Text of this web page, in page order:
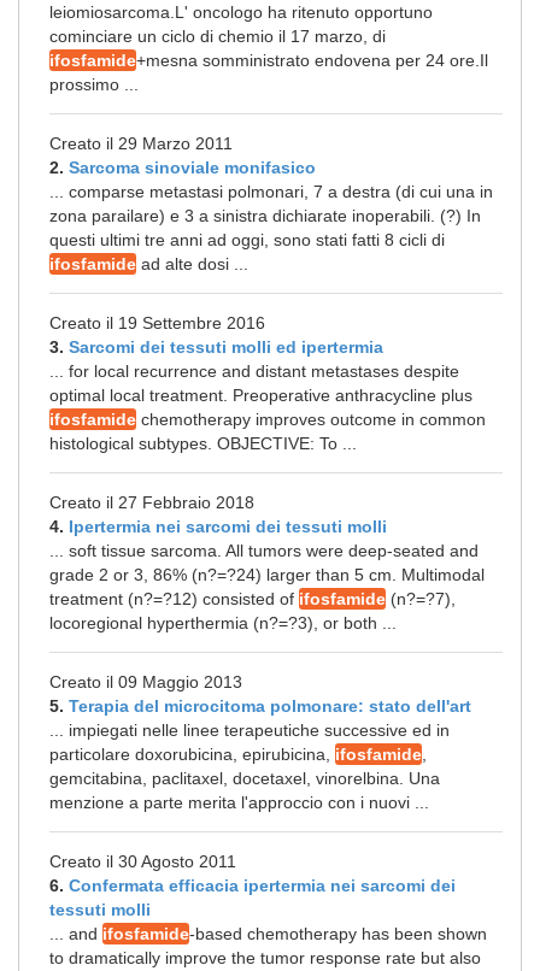
leiomiosarcoma.L' oncologo ha ritenuto opportuno
cominciare un ciclo di chemio il 17 marzo, di
ifosfamide+mesna somministrato endovena per 24 ore.Il
prossimo ...
Creato il 29 Marzo 2011
2. Sarcoma sinoviale monifasico
... comparse metastasi polmonari, 7 a destra (di cui una in
zona parailare) e 3 a sinistra dichiarate inoperabili. (?) In
questi ultimi tre anni ad oggi, sono stati fatti 8 cicli di
ifosfamide ad alte dosi ...
Creato il 19 Settembre 2016
3. Sarcomi dei tessuti molli ed ipertermia
... for local recurrence and distant metastases despite
optimal local treatment. Preoperative anthracycline plus
ifosfamide chemotherapy improves outcome in common
histological subtypes. OBJECTIVE: To ...
Creato il 27 Febbraio 2018
4. Ipertermia nei sarcomi dei tessuti molli
... soft tissue sarcoma. All tumors were deep-seated and
grade 2 or 3, 86% (n?=?24) larger than 5 cm. Multimodal
treatment (n?=?12) consisted of ifosfamide (n?=?7),
locoregional hyperthermia (n?=?3), or both ...
Creato il 09 Maggio 2013
5. Terapia del microcitoma polmonare: stato dell'art
... impiegati nelle linee terapeutiche successive ed in
particolare doxorubicina, epirubicina, ifosfamide
gemcitabina, paclitaxel, docetaxel, vinorelbina. Una
menzione a parte merita l'approccio con i nuovi ...
Creato il 30 Agosto 2011
6. Confermata efficacia ipertermia nei sarcomi dei
tessuti molli
... and ifosfamide-based chemotherapy has been shown
to dramatically improve the tumor response rate but also